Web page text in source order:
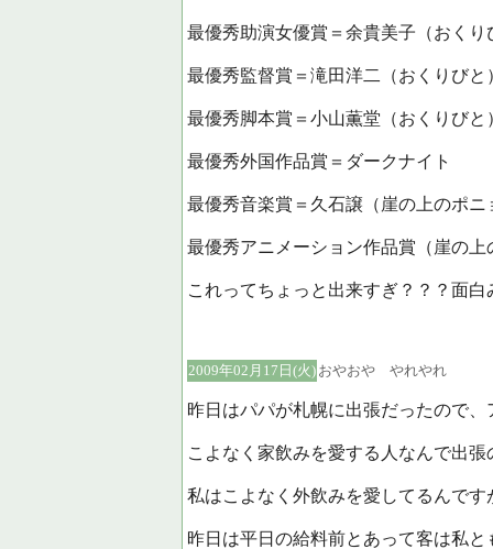
最優秀助演女優賞＝余貴美子（おくり
最優秀監督賞＝滝田洋二（おくりびと
最優秀脚本賞＝小山薫堂（おくりびと
最優秀外国作品賞＝ダークナイト
最優秀音楽賞＝久石譲（崖の上のポニ
最優秀アニメーション作品賞（崖の上
これってちょっと出来すぎ？？？面
2009年02月17日(火) おやおや やれやれ
昨日はパパが札幌に出張だったので
こよなく家飲みを愛する人なんで出
私はこよなく外飲みを愛してるんで
昨日は平日の給料前とあって客は私